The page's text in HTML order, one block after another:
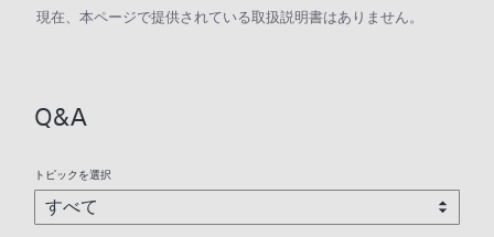
現在、本ページで提供されている取扱説明書はありません。
Q&A
トピックを選択